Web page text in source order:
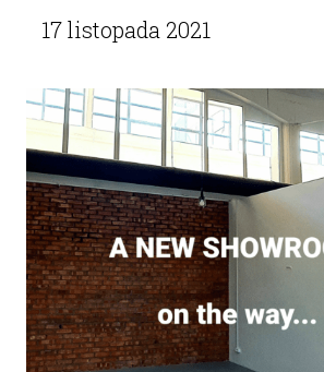
17 listopada 2021